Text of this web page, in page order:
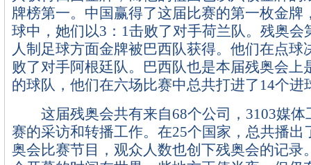
牌榜第一。中国赢得了这届比赛的第一枚金牌
球中，她们以3：1击败了对手荷兰队。残奥会
人制足球方面金牌被巴西队获得。他们在点球
败了对手阿根廷队。巴西队也是本届残奥会上
的球队，他们在六场比赛中总共打进了14个进
这届残奥会共有来自68个公司，3103媒体
赛的采访和转播工作。在25个国家，总共播出
奥会比赛节目，观众人数也创下残奥会的记录